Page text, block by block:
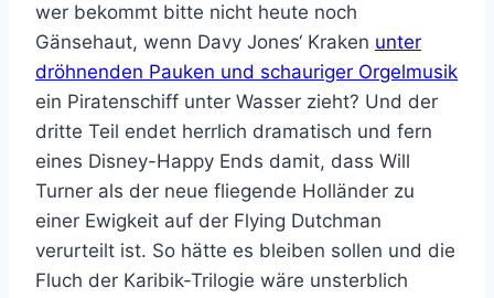
wer bekommt bitte nicht heute noch
Gänsehaut, wenn Davy Jones‘ Kraken unter
dröhnenden Pauken und schauriger Orgelmusik
ein Piratenschiff unter Wasser zieht? Und der
dritte Teil endet herrlich dramatisch und fern
eines Disney-Happy Ends damit, dass Will
Turner als der neue fliegende Holländer zu
einer Ewigkeit auf der Flying Dutchman
verurteilt ist. So hätte es bleiben sollen und die
Fluch der Karibik-Trilogie wäre unsterblich